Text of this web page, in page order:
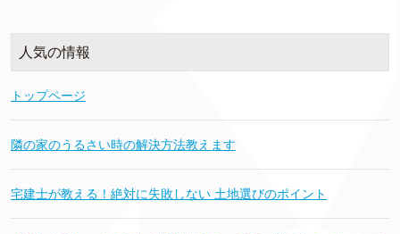
人気の情報
トップページ
隣の家のうるさい時の解決方法教えます
宅建士が教える！絶対に失敗しない 土地選びのポイント